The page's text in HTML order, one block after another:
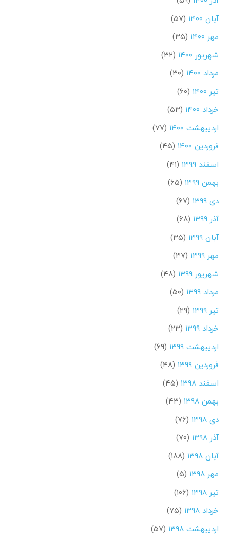
آبان ۱۴۰۰
(۵۷)
مهر ۱۴۰۰
(۳۵)
شهریور ۱۴۰۰
(۳۲)
مرداد ۱۴۰۰
(۳۰)
تیر ۱۴۰۰
(۶۰)
خرداد ۱۴۰۰
(۵۳)
اردیبهشت ۱۴۰۰
(۷۷)
فروردین ۱۴۰۰
(۴۵)
اسفند ۱۳۹۹
(۴۱)
بهمن ۱۳۹۹
(۶۵)
دی ۱۳۹۹
(۶۷)
آذر ۱۳۹۹
(۶۸)
آبان ۱۳۹۹
(۳۵)
مهر ۱۳۹۹
(۳۷)
شهریور ۱۳۹۹
(۴۸)
مرداد ۱۳۹۹
(۵۰)
تیر ۱۳۹۹
(۲۹)
خرداد ۱۳۹۹
(۲۳)
اردیبهشت ۱۳۹۹
(۶۹)
فروردین ۱۳۹۹
(۴۸)
اسفند ۱۳۹۸
(۴۵)
بهمن ۱۳۹۸
(۴۳)
دی ۱۳۹۸
(۷۶)
آذر ۱۳۹۸
(۷۰)
آبان ۱۳۹۸
(۱۸۸)
مهر ۱۳۹۸
(۵)
تیر ۱۳۹۸
(۱۰۶)
خرداد ۱۳۹۸
(۷۵)
اردیبهشت ۱۳۹۸
(۵۷)